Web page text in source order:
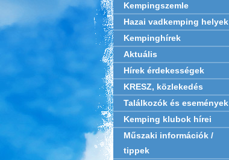
Kempingszemle
Hazai vadkemping helyek
Kempinghírek
Aktuális
Hírek érdekességek
KRESZ, közlekedés
Találkozók és események
Kemping klubok hírei
Műszaki információk /
tippek